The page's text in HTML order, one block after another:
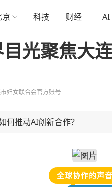
科技 财经 AI
光聚焦大
妇女联合会官方账号
何推动AI创新合作？
全球协作的声音